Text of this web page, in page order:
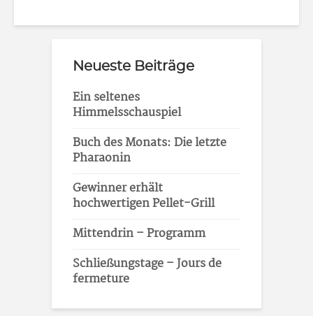
Neueste Beiträge
Ein seltenes
Himmelsschauspiel
Buch des Monats: Die letzte
Pharaonin
Gewinner erhält
hochwertigen Pellet-Grill
Mittendrin – Programm
Schließungstage – Jours de
fermeture